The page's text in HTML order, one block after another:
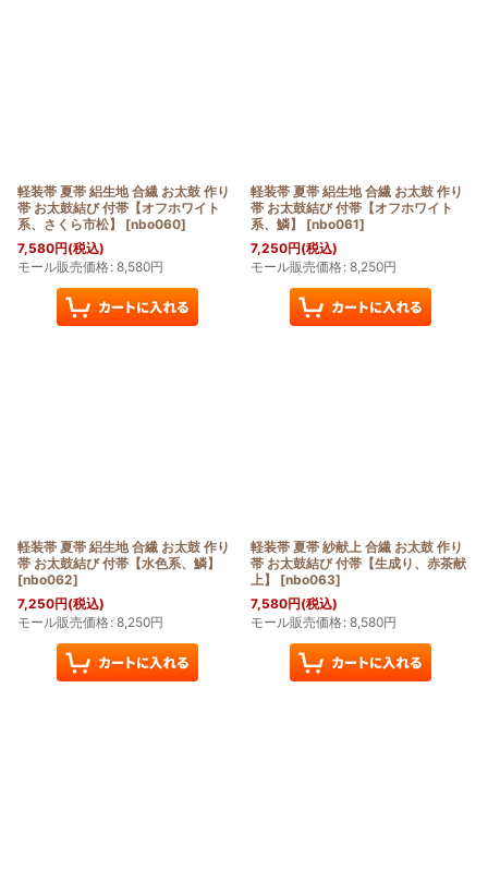
軽装帯 夏帯 絽生地 合繊 お太鼓 作り
帯 お太鼓結び 付帯【オフホワイト
系、さくら市松】
[nbo060]
7,580円(税込)
モール販売価格: 8,580円
軽装帯 夏帯 絽生地 合繊 お太鼓 作り
帯 お太鼓結び 付帯【オフホワイト
系、鱗】
[nbo061]
7,250円(税込)
モール販売価格: 8,250円
軽装帯 夏帯 絽生地 合繊 お太鼓 作り
帯 お太鼓結び 付帯【水色系、鱗】
[nbo062]
7,250円(税込)
モール販売価格: 8,250円
軽装帯 夏帯 紗献上 合繊 お太鼓 作り
帯 お太鼓結び 付帯【生成り、赤茶献
上】
[nbo063]
7,580円(税込)
モール販売価格: 8,580円